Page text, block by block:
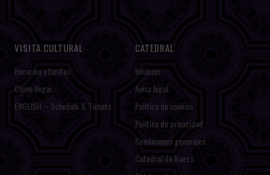
VISITA CULTURAL
Horarios y tarifas
Cómo llegar
ENGLISH – Schedule & Tickets
CATEDRAL
Noticias
Aviso legal
Política de cookies
Política de privacidad
Condiciones generales
Catedral de Baeza